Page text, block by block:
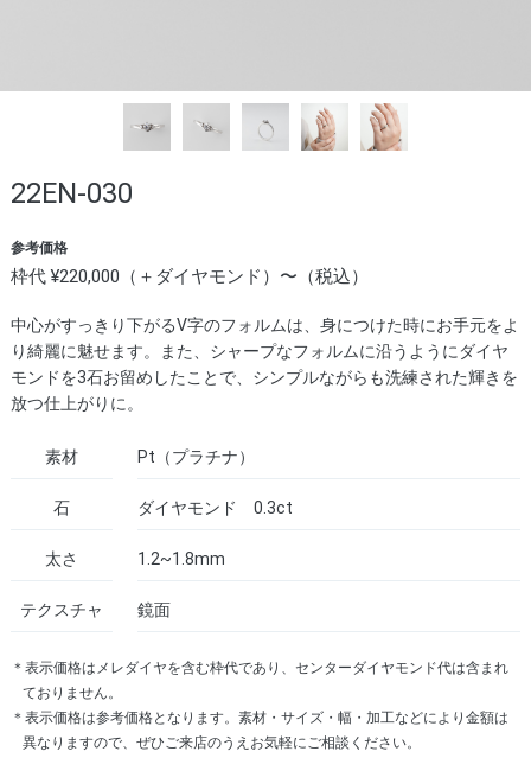
22EN-030
参考価格
枠代 ¥220,000（＋ダイヤモンド）〜（税込）
中心がすっきり下がるV字のフォルムは、身につけた時にお手元をよ
り綺麗に魅せます。また、シャープなフォルムに沿うようにダイヤ
モンドを3石お留めしたことで、シンプルながらも洗練された輝きを
放つ仕上がりに。
素材 Pt（プラチナ）
石 ダイヤモンド 0.3ct
太さ 1.2~1.8mm
テクスチャ 鏡面
＊表示価格はメレダイヤを含む枠代であり、センターダイヤモンド代は含まれ
ておりません。
＊表示価格は参考価格となります。素材・サイズ・幅・加工などにより金額は
異なりますので、ぜひご来店のうえお気軽にご相談ください。